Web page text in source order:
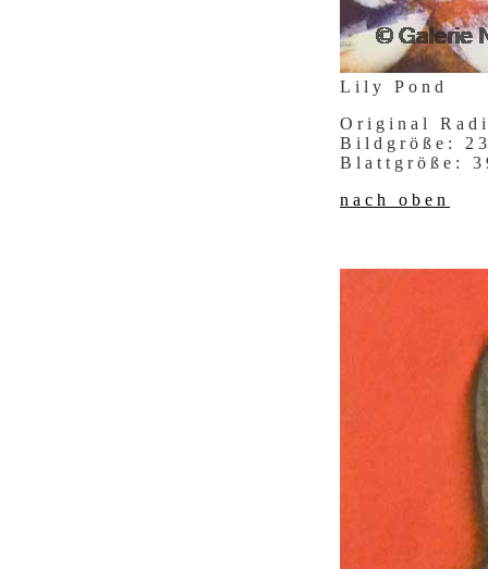
Lily Pond
Original
Bildgröße:
Blattgröße:
nach oben